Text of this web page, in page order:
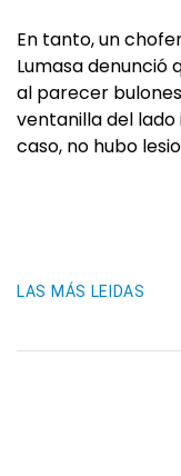
En tanto, un
Lumasa denunció
al parecer
ventanilla del lado
caso, no hubo
LAS MÁS LEIDAS